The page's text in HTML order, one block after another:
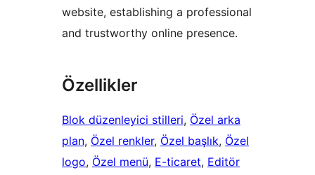
website, establishing a professional
and trustworthy online presence.
Özellikler
Blok düzenleyici stilleri, Özel arka
plan, Özel renkler, Özel başlık, Özel
logo, Özel menü, E-ticaret, Editör